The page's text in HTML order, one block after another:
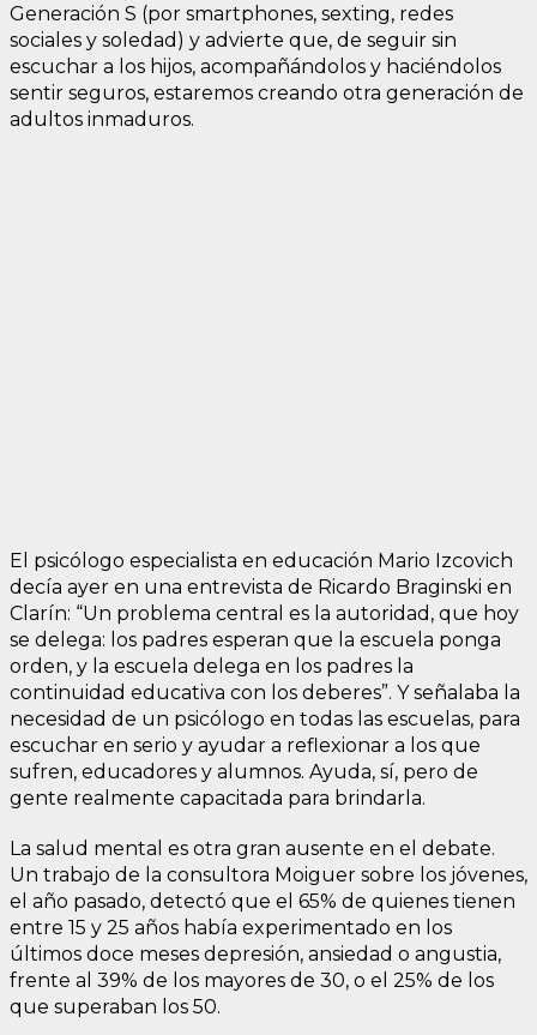
Generación S (por smartphones, sexting, redes
sociales y soledad) y advierte que, de seguir sin
escuchar a los hijos, acompañándolos y haciéndolos
sentir seguros, estaremos creando otra generación de
adultos inmaduros.
El psicólogo especialista en educación Mario Izcovich
decía ayer en una entrevista de Ricardo Braginski en
Clarín: “Un problema central es la autoridad, que hoy
se delega: los padres esperan que la escuela ponga
orden, y la escuela delega en los padres la
continuidad educativa con los deberes”. Y señalaba la
necesidad de un psicólogo en todas las escuelas, para
escuchar en serio y ayudar a reflexionar a los que
sufren, educadores y alumnos. Ayuda, sí, pero de
gente realmente capacitada para brindarla.
La salud mental es otra gran ausente en el debate.
Un trabajo de la consultora Moiguer sobre los jóvenes,
el año pasado, detectó que el 65% de quienes tienen
entre 15 y 25 años había experimentado en los
últimos doce meses depresión, ansiedad o angustia,
frente al 39% de los mayores de 30, o el 25% de los
que superaban los 50.